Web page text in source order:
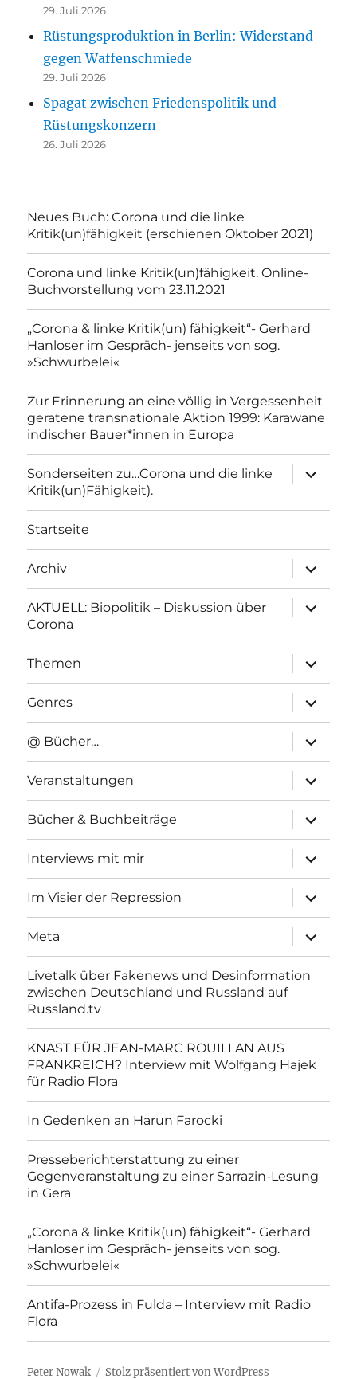
29. Juli 2026
Rüstungsproduktion in Berlin: Widerstand
gegen Waffenschmiede
29. Juli 2026
Spagat zwischen Friedenspolitik und
Rüstungskonzern
26. Juli 2026
Neues Buch: Corona und die linke
Kritik(un)fähigkeit (erschienen Oktober 2021)
Corona und linke Kritik(un)fähigkeit. Online-
Buchvorstellung vom 23.11.2021
„Corona & linke Kritik(un) fähigkeit“- Gerhard
Hanloser im Gespräch- jenseits von sog.
»Schwurbelei«
Zur Erinnerung an eine völlig in Vergessenheit
geratene transnationale Aktion 1999: Karawane
indischer Bauer*innen in Europa
Sonderseiten zu…Corona und die linke
Kritik(un)Fähigkeit).
anzeigen
Startseite
Archiv
anzeigen
AKTUELL: Biopolitik – Diskussion über
Corona
anzeigen
Themen
anzeigen
Genres
anzeigen
@ Bücher…
anzeigen
Veranstaltungen
anzeigen
Bücher & Buchbeiträge
anzeigen
Interviews mit mir
anzeigen
Im Visier der Repression
anzeigen
Meta
anzeigen
Livetalk über Fakenews und Desinformation
zwischen Deutschland und Russland auf
Russland.tv
KNAST FÜR JEAN-MARC ROUILLAN AUS
FRANKREICH? Interview mit Wolfgang Hajek
für Radio Flora
In Gedenken an Harun Farocki
Presseberichterstattung zu einer
Gegenveranstaltung zu einer Sarrazin-Lesung
in Gera
„Corona & linke Kritik(un) fähigkeit“- Gerhard
Hanloser im Gespräch- jenseits von sog.
»Schwurbelei«
Antifa-Prozess in Fulda – Interview mit Radio
Flora
Peter Nowak Stolz präsentiert von WordPress